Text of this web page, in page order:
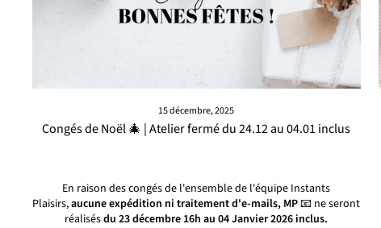
15 décembre, 2025
Congés de Noël 🎄 | Atelier fermé du 24.12 au 04.01 inclus
En raison des congés de l'ensemble de l'équipe Instants
Plaisirs,aucune expédition ni traitement d'e-mails, MP📧 ne seront
réalisésdu 23 décembre 16h au 04 Janvier 2026 inclus.